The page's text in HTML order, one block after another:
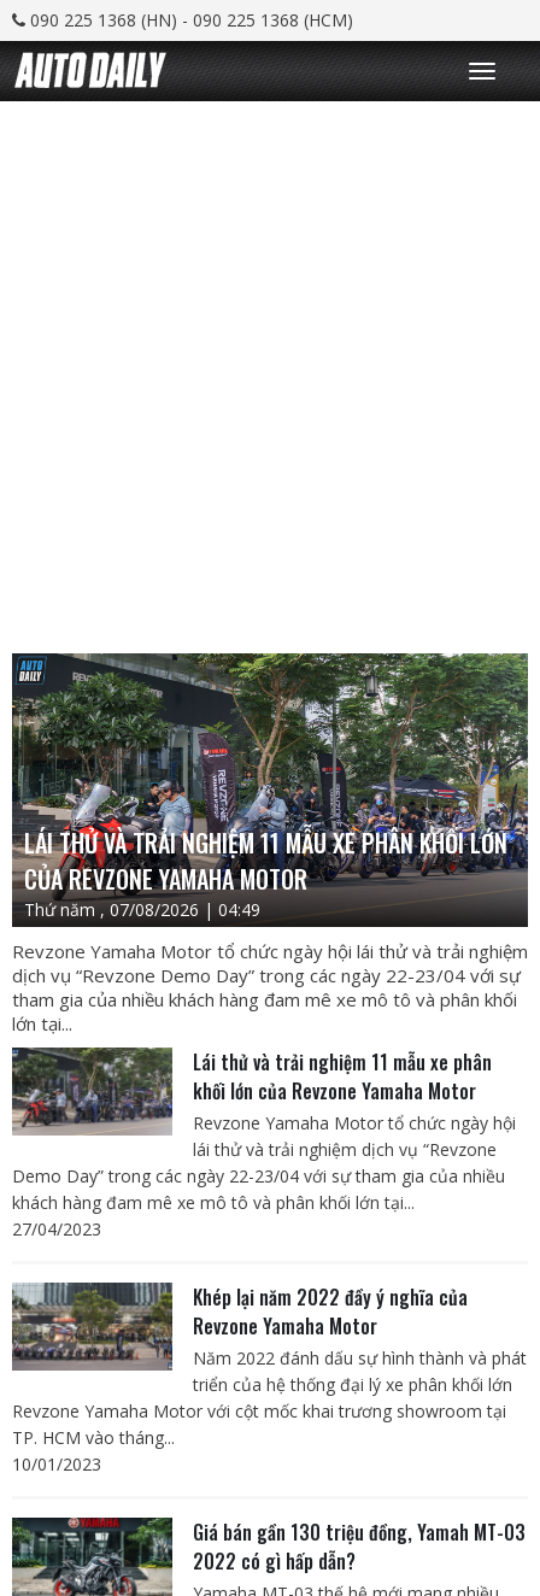
090 225 1368 (HN) - 090 225 1368 (HCM)
T
o
g
LÁI THỬ VÀ TRẢI NGHIỆM 11 MẪU XE PHÂN KHỐI LỚN
CỦA REVZONE YAMAHA MOTOR
Thứ năm , 07/08/2026 | 04:49
Revzone Yamaha Motor tổ chức ngày hội lái thử và trải nghiệm
dịch vụ “Revzone Demo Day” trong các ngày 22-23/04 với sự
tham gia của nhiều khách hàng đam mê xe mô tô và phân khối
lớn tại...
Lái thử và trải nghiệm 11 mẫu xe phân
khối lớn của Revzone Yamaha Motor
Revzone Yamaha Motor tổ chức ngày hội
lái thử và trải nghiệm dịch vụ “Revzone
Demo Day” trong các ngày 22-23/04 với sự tham gia của nhiều
khách hàng đam mê xe mô tô và phân khối lớn tại...
27/04/2023
Khép lại năm 2022 đầy ý nghĩa của
Revzone Yamaha Motor
Năm 2022 đánh dấu sự hình thành và phát
triển của hệ thống đại lý xe phân khối lớn
Revzone Yamaha Motor với cột mốc khai trương showroom tại
TP. HCM vào tháng...
10/01/2023
Giá bán gần 130 triệu đồng, Yamah MT-03
2022 có gì hấp dẫn?